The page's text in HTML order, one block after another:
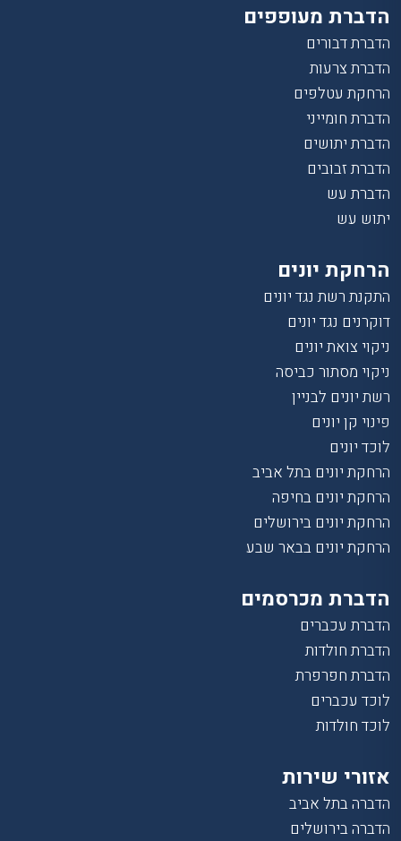
הדברת מעופפים
הדברת דבורים
הדברת צרעות
הרחקת עטלפים
הדברת חומייני
הדברת יתושים
הדברת זבובים
הדברת עש
יתוש עש
הרחקת יונים
התקנת רשת נגד יונים
דוקרנים נגד יונים
ניקוי צואת יונים
ניקוי מסתור כביסה
רשת יונים לבניין
פינוי קן יונים
לוכד יונים
הרחקת יונים בתל אביב
הרחקת יונים בחיפה
הרחקת יונים בירושלים
הרחקת יונים בבאר שבע
הדברת מכרסמים
הדברת עכברים
הדברת חולדות
הדברת חפרפרת
לוכד עכברים
לוכד חולדות
אזורי שירות
הדברה בתל אביב
הדברה בירושלים